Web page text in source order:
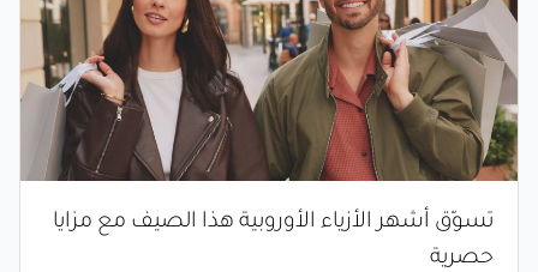
تسوّق أشهر الأزياء الأوروبية هذا الصيف مع مزايا
حصرية